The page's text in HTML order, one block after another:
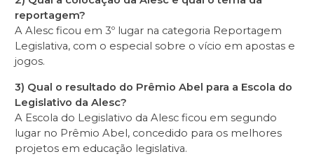
reportagem?
A Alesc ficou em 3º lugar na categoria Reportagem
Legislativa, com o especial sobre o vício em apostas e
jogos.
3) Qual o resultado do Prêmio Abel para a Escola do
Legislativo da Alesc?
A Escola do Legislativo da Alesc ficou em segundo
lugar no Prêmio Abel, concedido para os melhores
projetos em educação legislativa.